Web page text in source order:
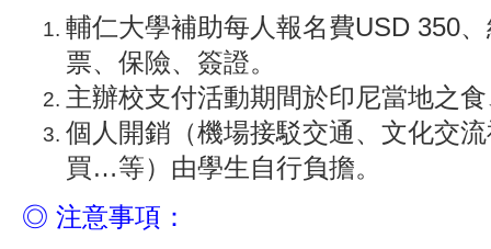
輔仁大學補助每人報名費USD 350
票、保險、簽證。
主辦校支付活動期間於印尼當地之
個人開銷（機場接駁交通、文化交
買…等）由學生自行負擔。
◎ 注意事項：